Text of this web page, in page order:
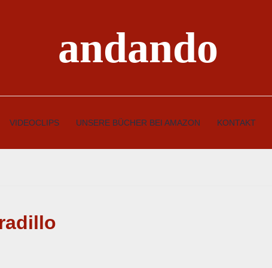
andando
VIDEOCLIPS UNSERE BÜCHER BEI AMAZON KONTAKT